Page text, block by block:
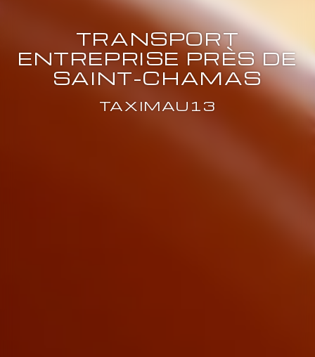
TRANSPORT
ENTREPRISE PRÈS DE
SAINT-CHAMAS
TAXIMAU13